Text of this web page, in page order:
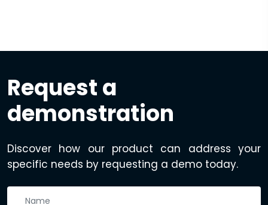
Request a
demonstration
Discover how our product can address your
specific needs by requesting a demo today.